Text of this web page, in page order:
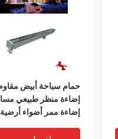
حمام سباحة أبيض مقاوم
إضاءة منظر طبيعي
إضاءة ممر أضواء أرضية